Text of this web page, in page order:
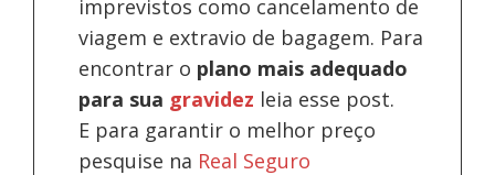
imprevistos como cancelamento de
viagem e extravio de bagagem. Para
encontrar o plano mais adequado
para sua gravidez leia esse post.
E para garantir o melhor preço
pesquise na Real Seguro